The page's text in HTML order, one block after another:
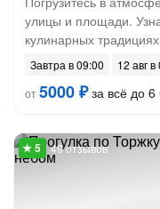
улицы и площади.
кулинарных традициях
Завтра в 09:00
12 авг в
от5000 ₽за всё до 6
49 отзывов